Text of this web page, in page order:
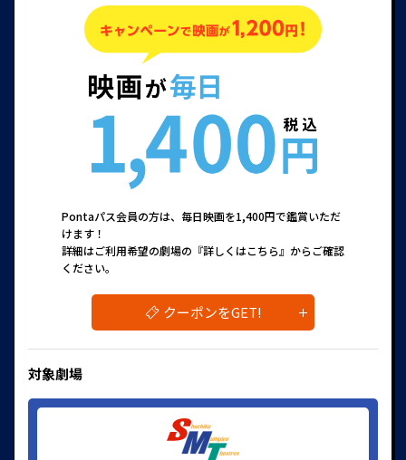
Pontaパス会員の方は、毎日映画を1,400円で鑑賞いただ
けます！
詳細はご利用希望の劇場の『詳しくはこちら』からご確認
ください。
クーポンをGET!
対象劇場